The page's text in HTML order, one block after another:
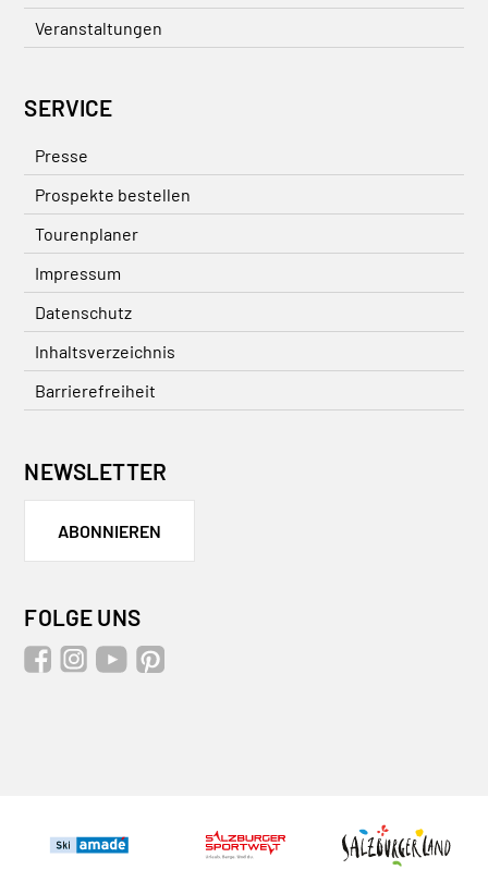
Veranstaltungen
SERVICE
Presse
Prospekte bestellen
Tourenplaner
Impressum
Datenschutz
Inhaltsverzeichnis
Barrierefreiheit
NEWSLETTER
ABONNIEREN
FOLGE UNS